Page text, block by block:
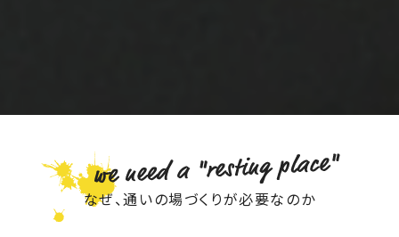
なぜ、通いの場づくりが必要なのか